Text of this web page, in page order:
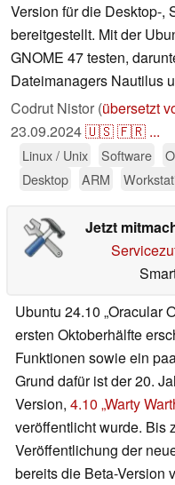
Version für die Desktop-,
bereitgestellt. Mit der
GNOME 47 testen,
Dateimanagers Nautilus
Codrut Nistor (übersetzt
23.09.2024🇺🇸🇫🇷 ...
Linux / Unix Software
Desktop
ARM
Jetzt
Ubuntu 24.10 „Oracular
ersten Oktoberhälfte
Funktionen sowie ein
Grund dafür ist der 20.
Version, 4.10 „Warty
veröffentlicht wurde. Bis
Veröffentlichung der
bereits die Beta-Version